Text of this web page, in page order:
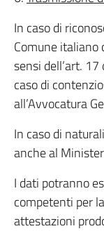
In caso di
Comune italiano
sensi dell’art.
caso di
all’Avvocatura
In caso di
anche al
I dati potranno
competenti per
attestazioni